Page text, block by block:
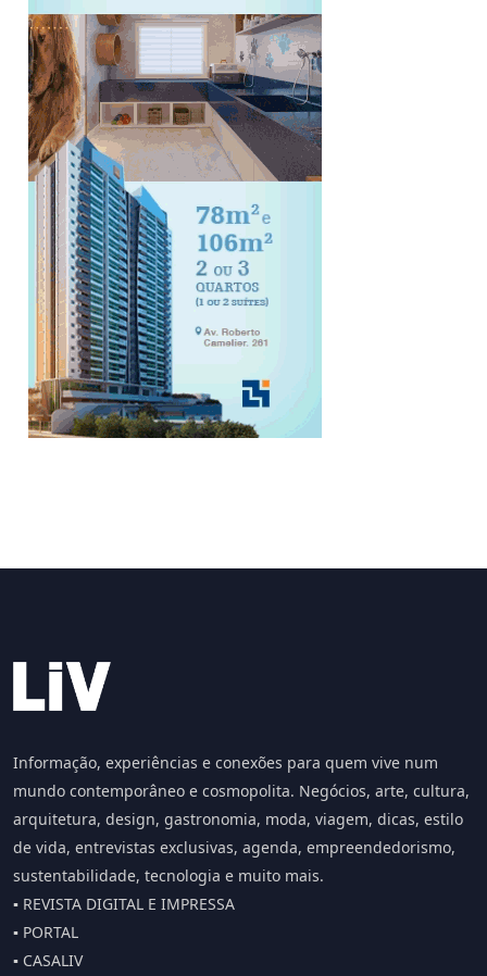
Informação, experiências e conexões para quem vive num
mundo contemporâneo e cosmopolita. Negócios, arte, cultura,
arquitetura, design, gastronomia, moda, viagem, dicas, estilo
de vida, entrevistas exclusivas, agenda, empreendedorismo,
sustentabilidade, tecnologia e muito mais.
▪️ REVISTA DIGITAL E IMPRESSA
▪️ PORTAL
▪️ CASALIV